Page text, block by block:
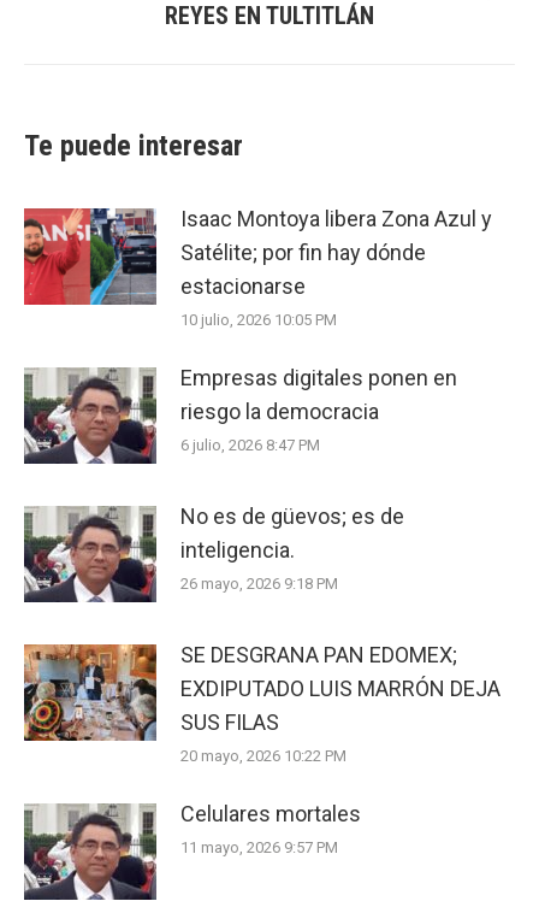
post:
REYES EN TULTITLÁN
Te puede interesar
Isaac Montoya libera Zona Azul y
Satélite; por fin hay dónde
estacionarse
10 julio, 2026 10:05 PM
Empresas digitales ponen en
riesgo la democracia
6 julio, 2026 8:47 PM
No es de güevos; es de
inteligencia.
26 mayo, 2026 9:18 PM
SE DESGRANA PAN EDOMEX;
EXDIPUTADO LUIS MARRÓN DEJA
SUS FILAS
20 mayo, 2026 10:22 PM
Celulares mortales
11 mayo, 2026 9:57 PM